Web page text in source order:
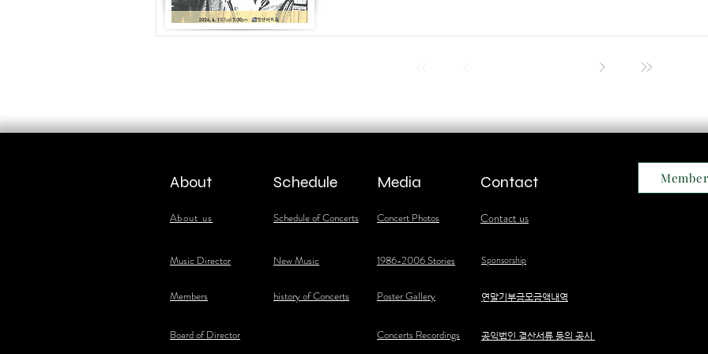
About
About us
​Music Director
​Members
Board of Director
Schedule
Schedule of Concerts
Media
Concert Photos
Contact
Contact us
New Music 1986-2006 Stories Sponsorship
history of Concerts Poster Gallery ​연말기부금모금액내역
Concerts Recordings 공익법인 결산서류 등의 공시